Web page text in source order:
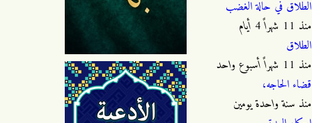
الطلاق في حالة الغضب
منذ 11 شهراً 4 أيام
الطلاق
منذ 11 شهراً أسبوع واحد
قضاء الحاجه،
منذ سنة واحدة يومين